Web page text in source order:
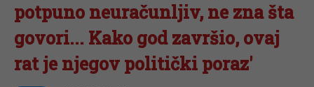
potpuno neuračunljiv, ne zna šta
govori... Kako god završio, ovaj
rat je njegov politički poraz'